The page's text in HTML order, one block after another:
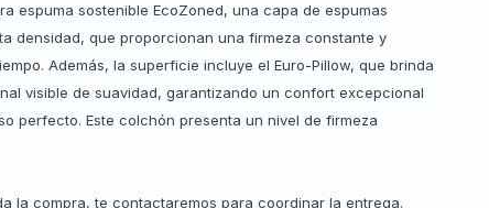
espuma sostenible EcoZoned, una capa de espumas
densidad, que proporcionan una firmeza constante y
Además, la superficie incluye el Euro-Pillow, que brinda
visible de suavidad, garantizando un confort excepcional
perfecto. Este colchón presenta un nivel de firmeza
la compra, te contactaremos para coordinar la entrega.